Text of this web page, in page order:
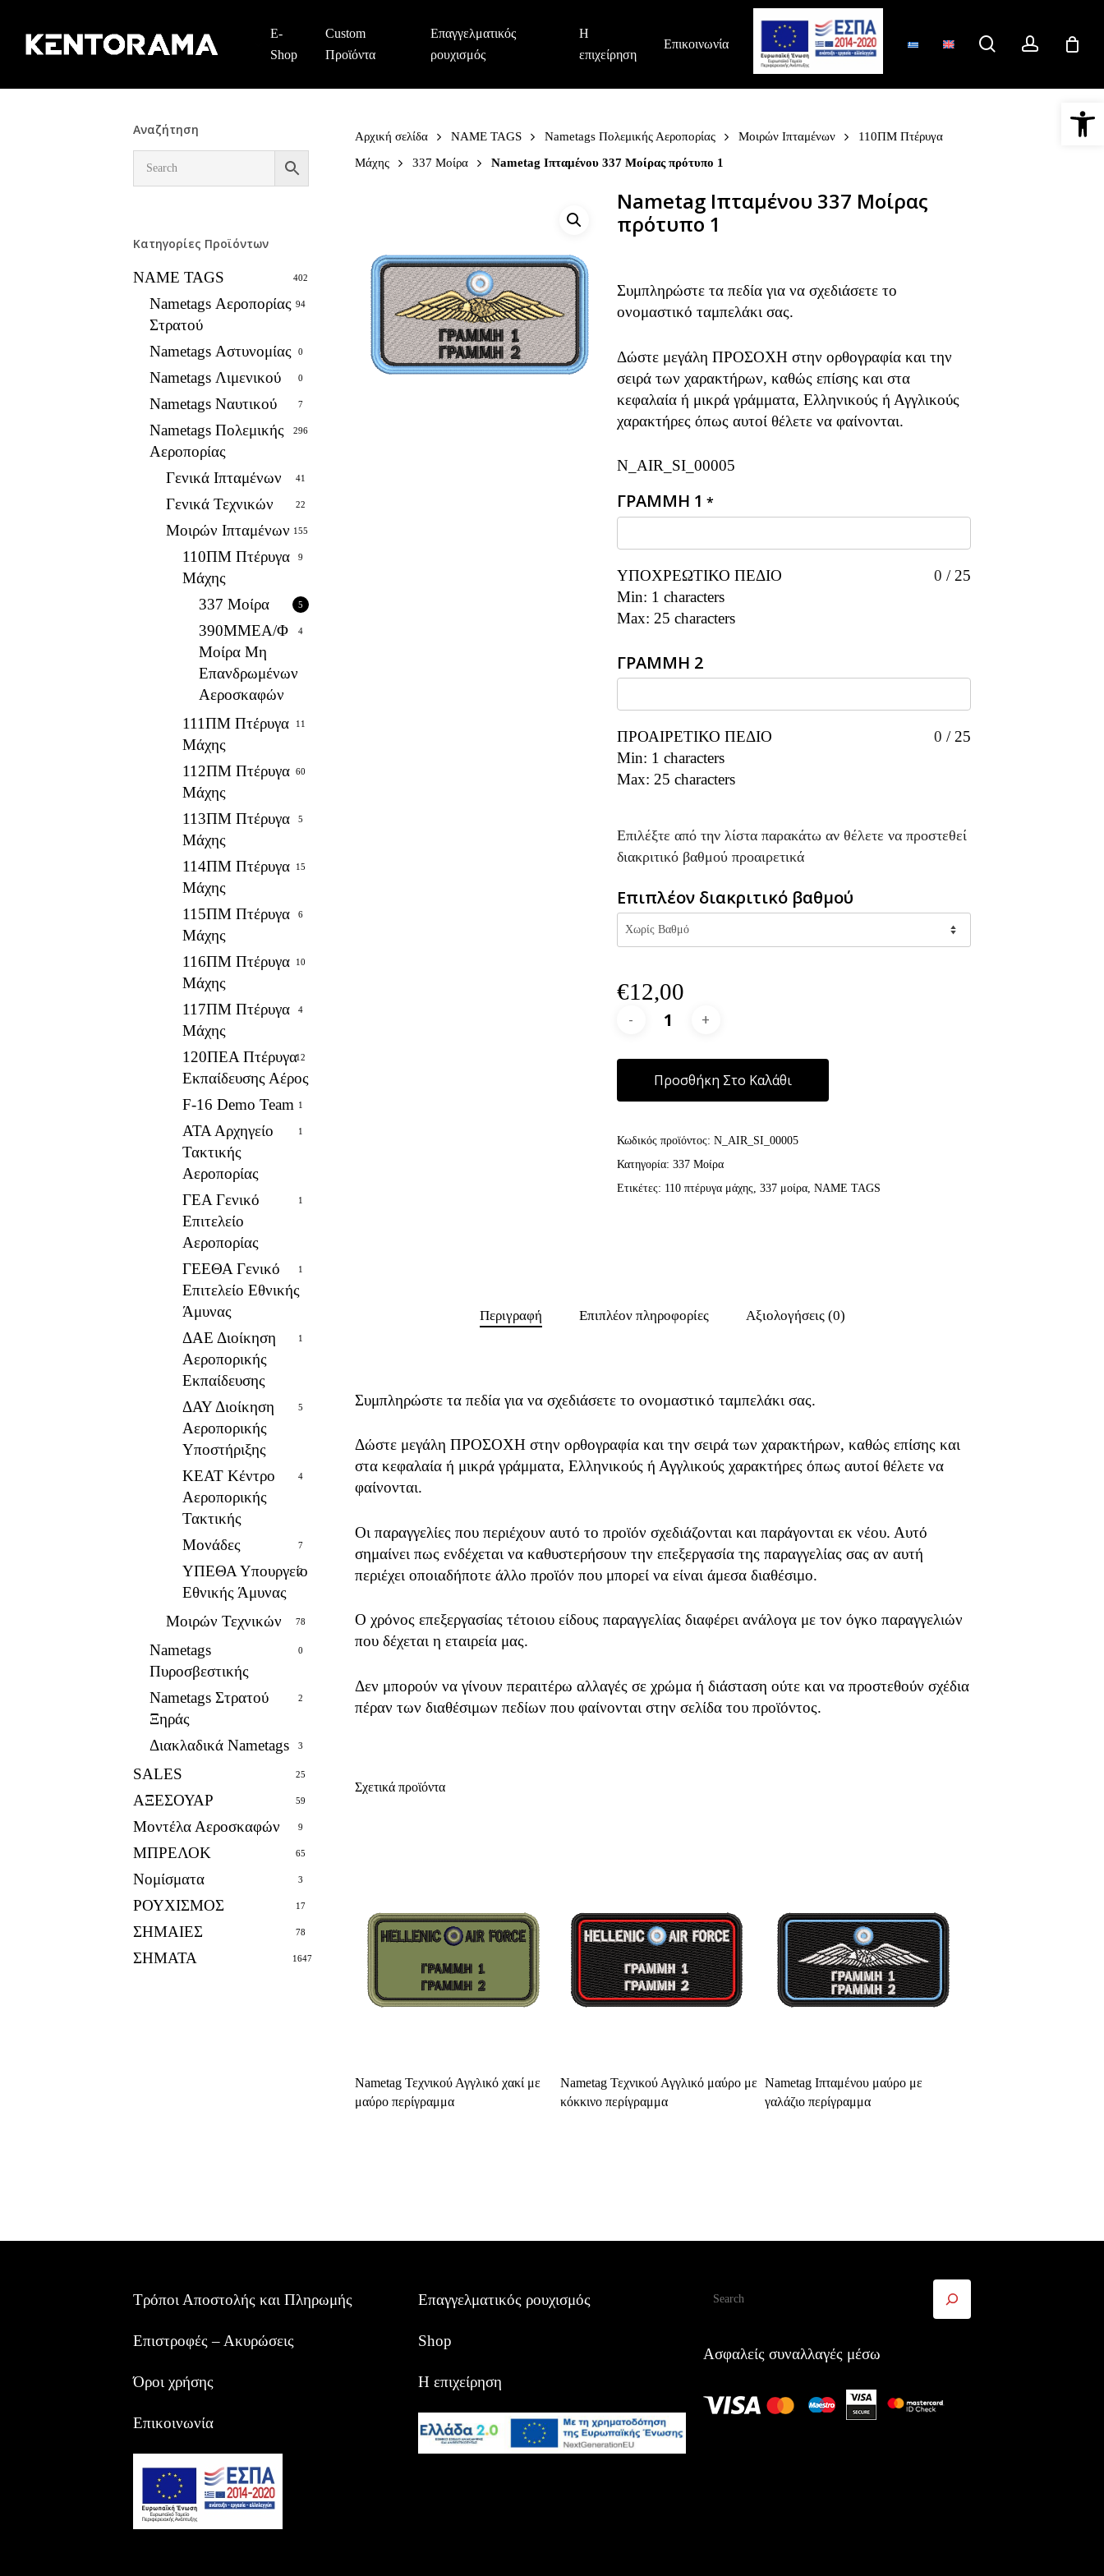
main
E-
Shop
Custom
Προϊόντα
Επαγγελματικός
ρουχισμός
Η
επιχείρηση
Επικοινωνία searchaccount
Αναζήτηση
Κατηγορίες Προϊόντων
NAME TAGS 402
Nametags Αεροπορίας
Στρατού
94
Nametags Αστυνομίας 0
Nametags Λιμενικού 0
Nametags Ναυτικού 7
Nametags Πολεμικής
Αεροπορίας
296
Γενικά Ιπταμένων 41
Γενικά Τεχνικών 22
Μοιρών Ιπταμένων 155
110ΠΜ Πτέρυγα
Μάχης
9
337 Μοίρα 5
390ΜΜΕΑ/Φ
Μοίρα Μη
Επανδρωμένων
Αεροσκαφών
4
111ΠΜ Πτέρυγα
Μάχης
11
112ΠΜ Πτέρυγα
Μάχης
60
113ΠΜ Πτέρυγα
Μάχης
5
114ΠΜ Πτέρυγα
Μάχης
15
115ΠΜ Πτέρυγα
Μάχης
6
116ΠΜ Πτέρυγα
Μάχης
10
117ΠΜ Πτέρυγα
Μάχης
4
120ΠΕΑ Πτέρυγα
Εκπαίδευσης Αέρος
12
F-16 Demo Team 1
ΑΤΑ Αρχηγείο
Τακτικής
Αεροπορίας
1
ΓΕΑ Γενικό
Επιτελείο
Αεροπορίας
1
ΓΕΕΘΑ Γενικό
Επιτελείο Εθνικής
Άμυνας
1
ΔΑΕ Διοίκηση
Αεροπορικής
Εκπαίδευσης
1
ΔΑΥ Διοίκηση
Αεροπορικής
Υποστήριξης
5
ΚΕΑΤ Κέντρο
Αεροπορικής
Τακτικής
4
Μονάδες 7
ΥΠΕΘΑ Υπουργείο
Εθνικής Άμυνας
2
Μοιρών Τεχνικών 78
Nametags
Πυροσβεστικής
0
Nametags Στρατού
Ξηράς
2
Διακλαδικά Nametags 3
SALES 25
ΑΞΕΣΟΥΑΡ 59
Μοντέλα Αεροσκαφών 9
ΜΠΡΕΛΟΚ 65
Νομίσματα 3
ΡΟΥΧΙΣΜΟΣ 17
ΣΗΜΑΙΕΣ 78
ΣΗΜΑΤΑ 1647
Αρχική σελίδα NAME TAGS Nametags Πολεμικής Αεροπορίας Μοιρών Ιπταμένων
110ΠΜ Πτέρυγα
Μάχης
337 Μοίρα Nametag Ιπταμένου 337 Μοίρας πρότυπο 1
Nametag Ιπταμένου 337 Μοίρας
πρότυπο 1
Συμπληρώστε τα πεδία για να σχεδιάσετε το
ονομαστικό ταμπελάκι σας.
Δώστε μεγάλη ΠΡΟΣΟΧΗ στην ορθογραφία και την
σειρά των χαρακτήρων, καθώς επίσης και στα
κεφαλαία ή μικρά γράμματα, Ελληνικούς ή Αγγλικούς
χαρακτήρες όπως αυτοί θέλετε να φαίνονται.
N_AIR_SI_00005
ΓΡΑΜΜΗ 1 *
0 / 25
ΥΠΟΧΡΕΩΤΙΚΟ ΠΕΔΙΟ
Min: 1 characters
Max: 25 characters
ΓΡΑΜΜΗ 2
0 / 25
ΠΡΟΑΙΡΕΤΙΚΟ ΠΕΔΙΟ
Min: 1 characters
Max: 25 characters
Επιλέξτε από την λίστα παρακάτω αν θέλετε να προστεθεί
διακριτικό βαθμού προαιρετικά
Επιπλέον διακριτικό βαθμού
€12,00
Προσθήκη Στο Καλάθι
Κωδικός προϊόντος: N_AIR_SI_00005
Κατηγορία: 337 Μοίρα
Ετικέτες: 110 πτέρυγα μάχης 337 μοίρα, NAME TAGS
Περιγραφή Επιπλέον πληροφορίες Αξιολογήσεις (0)
Συμπληρώστε τα πεδία για να σχεδιάσετε το ονομαστικό ταμπελάκι σας.
Δώστε μεγάλη ΠΡΟΣΟΧΗ στην ορθογραφία και την σειρά των χαρακτήρων, καθώς επίσης και
στα κεφαλαία ή μικρά γράμματα, Ελληνικούς ή Αγγλικούς χαρακτήρες όπως αυτοί θέλετε να
φαίνονται.
Οι παραγγελίες που περιέχουν αυτό το προϊόν σχεδιάζονται και παράγονται εκ νέου. Αυτό
σημαίνει πως ενδέχεται να καθυστερήσουν την επεξεργασία της παραγγελίας σας αν αυτή
περιέχει οποιαδήποτε άλλο προϊόν που μπορεί να είναι άμεσα διαθέσιμο.
Ο χρόνος επεξεργασίας τέτοιου είδους παραγγελίας διαφέρει ανάλογα με τον όγκο παραγγελιών
που δέχεται η εταιρεία μας.
Δεν μπορούν να γίνουν περαιτέρω αλλαγές σε χρώμα ή διάσταση ούτε και να προστεθούν σχέδια
πέραν των διαθέσιμων πεδίων που φαίνονται στην σελίδα του προϊόντος.
Σχετικά προϊόντα
Nametag Τεχνικού Αγγλικό χακί με
μαύρο περίγραμμα
Nametag Τεχνικού Αγγλικό μαύρο με
κόκκινο περίγραμμα
Nametag Ιπταμένου μαύρο με
γαλάζιο περίγραμμα
Τρόποι Αποστολής και Πληρωμής
Επιστροφές – Ακυρώσεις
Όροι χρήσης
Επικοινωνία
Επαγγελματικός ρουχισμός
Shop
Η επιχείρηση
Ασφαλείς συναλλαγές μέσω